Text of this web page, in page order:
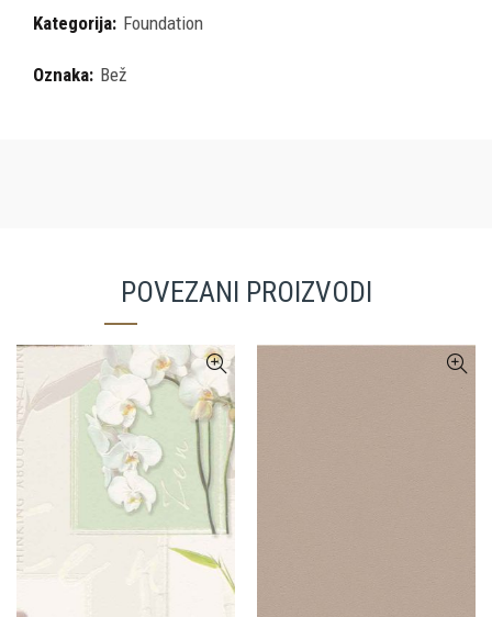
Kategorija: Foundation
Oznaka: Bež
POVEZANI PROIZVODI